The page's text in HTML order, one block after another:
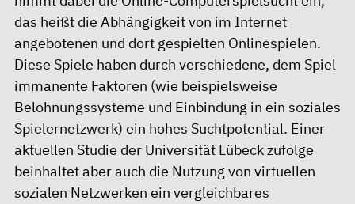
das heißt die Abhängigkeit von im Internet
angebotenen und dort gespielten Onlinespielen.
Diese Spiele haben durch verschiedene, dem Spiel
immanente Faktoren (wie beispielsweise
Belohnungssysteme und Einbindung in ein soziales
Spielernetzwerk) ein hohes Suchtpotential. Einer
aktuellen Studie der Universität Lübeck zufolge
beinhaltet aber auch die Nutzung von virtuellen
sozialen Netzwerken ein vergleichbares